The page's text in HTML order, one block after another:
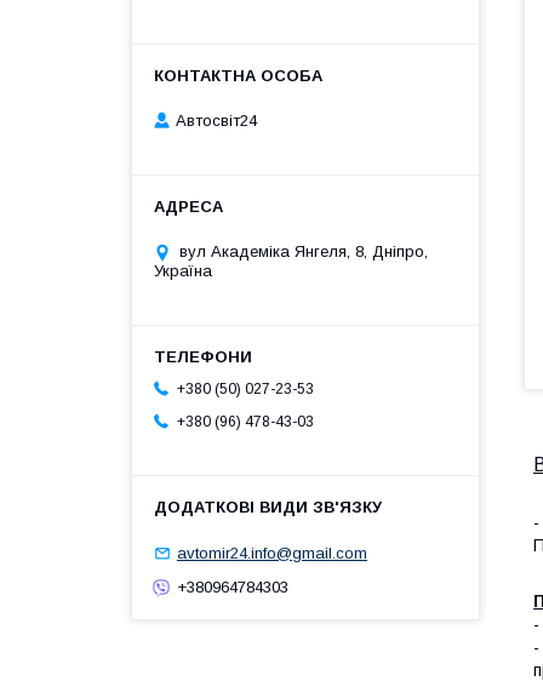
-
-
-
Автосвіт24
вул Академіка Янгеля, 8, Дніпро,
Україна
+380 (50) 027-23-53
+380 (96) 478-43-03
avtomir24.info@gmail.com
+380964784303